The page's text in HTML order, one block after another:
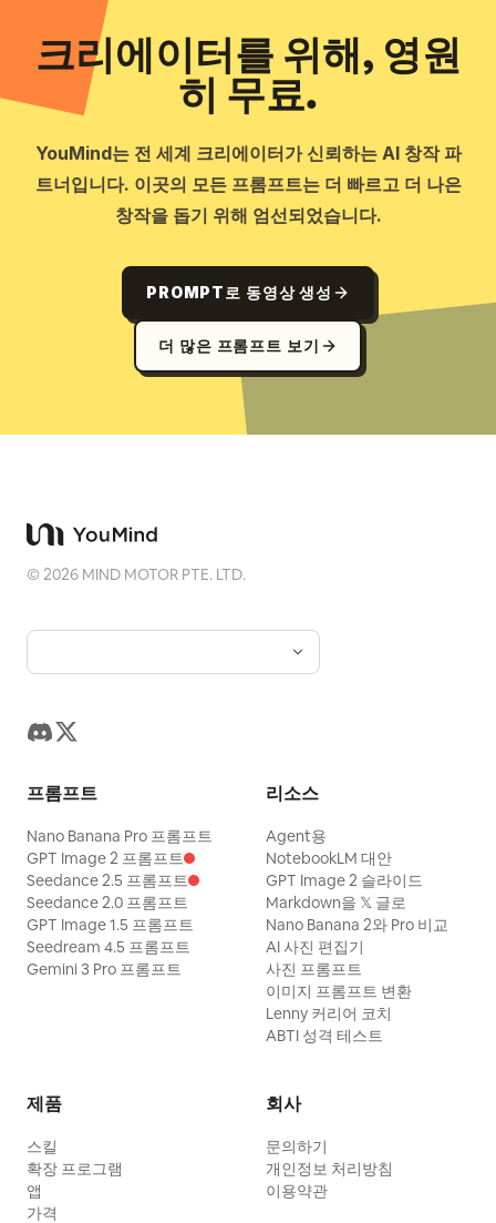
크리에이터를 위해, 영원
히 무료.
YouMind는 전 세계 크리에이터가 신뢰하는 AI 창작 파
트너입니다. 이곳의 모든 프롬프트는 더 빠르고 더 나은
창작을 돕기 위해 엄선되었습니다.
PROMPT로 동영상 생성
더 많은 프롬프트 보기
©2026 MIND MOTOR PTE. LTD.
프롬프트
Nano Banana Pro 프롬프트
GPT Image 2 프롬프트
Seedance 2.5 프롬프트
Seedance 2.0 프롬프트
GPT Image 1.5 프롬프트
Seedream 4.5 프롬프트
Gemini 3 Pro 프롬프트
리소스
Agent용
NotebookLM 대안
GPT Image 2 슬라이드
Markdown을 𝕏 글로
Nano Banana 2와 Pro 비교
AI 사진 편집기
사진 프롬프트
이미지 프롬프트 변환
Lenny 커리어 코치
ABTI 성격 테스트
제품
스킬
확장 프로그램
앱
가격
회사
문의하기
개인정보 처리방침
이용약관